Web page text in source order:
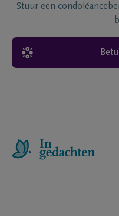
Stuur een